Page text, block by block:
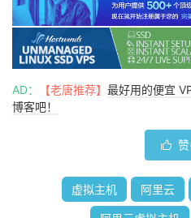
AD： 【老唐推荐】 最好用的便宜
博客吧！

虚拟主机 阿里云